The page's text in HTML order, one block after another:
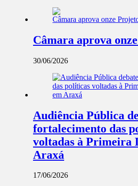
Câmara aprova
30/06/2026
Audiência Pública
fortalecimento das
voltadas à Primeira
Araxá
17/06/2026